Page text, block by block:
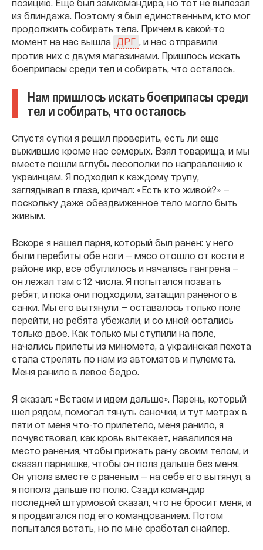
позицию. Еще был замкомандира, но тот не вылезал
из блиндажа. Поэтому я был единственным, кто мог
продолжить собирать тела. Причем в какой-то
момент на нас вышла
ДРГ
, и нас отправили
против них с двумя магазинами. Пришлось искать
боеприпасы среди тел и собирать, что осталось.
Нам пришлось искать боеприпасы среди
тел и собирать, что осталось
Спустя сутки я решил проверить, есть ли еще
выжившие кроме нас семерых. Взял товарища, и мы
вместе пошли вглубь лесополки по направлению к
украинцам. Я подходил к каждому трупу,
заглядывал в глаза, кричал: «Есть кто живой?» —
поскольку даже обездвиженное тело могло быть
живым.
Вскоре я нашел парня, который был ранен: у него
были перебиты обе ноги — мясо отошло от кости в
районе икр, все обуглилось и началась гангрена —
он лежал там с 12 числа. Я попытался позвать
ребят, и пока они подходили, затащил раненого в
санки. Мы его вытянули — оставалось только поле
перейти, но ребята убежали, и со мной остались
только двое. Как только мы ступили на поле,
начались прилеты из миномета, а украинская пехота
стала стрелять по нам из автоматов и пулемета.
Меня ранило в левое бедро.
Я сказал: «Встаем и идем дальше». Парень, который
шел рядом, помогал тянуть саночки, и тут метрах в
пяти от меня что-то прилетело, меня ранило, я
почувствовал, как кровь вытекает, навалился на
место ранения, чтобы прижать рану своим телом, и
сказал парнишке, чтобы он полз дальше без меня.
Он уполз вместе с раненым — на себе его вытянул, а
я пополз дальше по полю. Сзади командир
последней штурмовой сказал, что не бросит меня, и
я продвигался под его командованием. Потом
попытался встать, но по мне сработал снайпер.